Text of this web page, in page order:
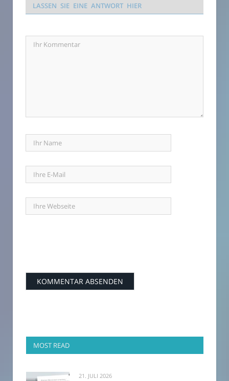
LASSEN SIE EINE ANTWORT HIER
MOST READ
21. JULI 2026